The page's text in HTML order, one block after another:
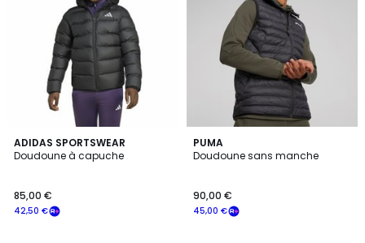
ADIDAS SPORTSWEAR
Doudoune à capuche
42,50 €
85,00 €
4,9
/ 5
2
Couleurs
PUMA
Doudoune sans manche
45,00 €
90,00 €